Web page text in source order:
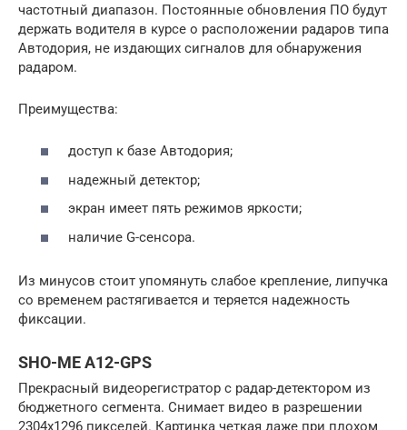
частотный диапазон. Постоянные обновления ПО будут
держать водителя в курсе о расположении радаров типа
Автодория, не издающих сигналов для обнаружения
радаром.
Преимущества:
доступ к базе Автодория;
надежный детектор;
экран имеет пять режимов яркости;
наличие G-сенсора.
Из минусов стоит упомянуть слабое крепление, липучка
со временем растягивается и теряется надежность
фиксации.
SHO-ME A12-GPS
Прекрасный видеорегистратор с радар-детектором из
бюджетного сегмента. Снимает видео в разрешении
2304х1296 пикселей. Картинка четкая даже при плохом